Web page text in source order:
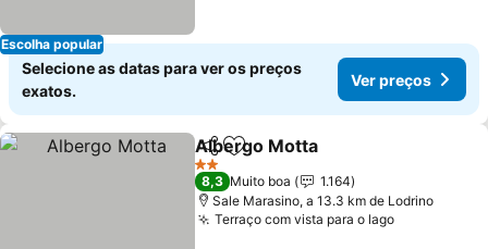
Escolha popular
Selecione as datas para ver os preços
exatos.
Ver preços
PartilharAdicionar aos favoritos
Albergo Motta
2 Estrelas
8,3 Muito boa
1.164
Sale Marasino, a 13.3 km de Lodrino
Terraço com vista para o lagoVer preços